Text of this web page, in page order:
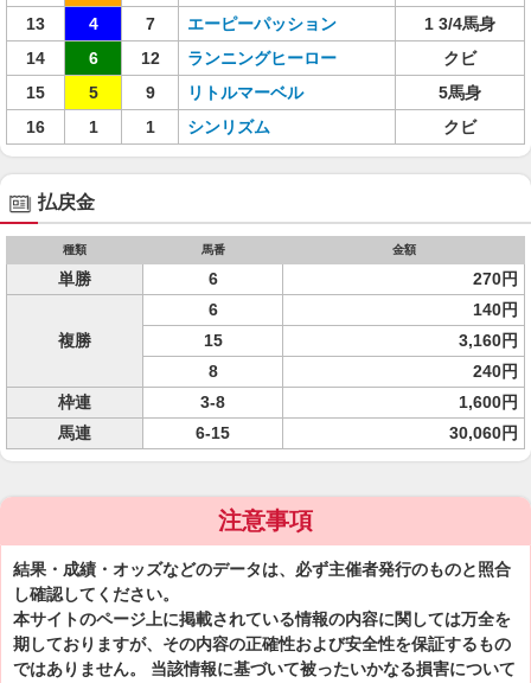
13
4 7 エーピーパッション
1 3/4馬身
14
6 12 ランニングヒーロー
クビ
15
5 9 リトルマーベル
5馬身
16
1 1 シンリズム クビ
払戻金
種類 馬番 金額
単勝 6 270円
複勝
6
140円
15
3,160円
8
240円
枠連
3-8
1,600円
馬連
6-15 30,060円
注意事項
結果・成績・オッズなどのデータは、必ず主催者発行のものと照合
し確認してください。
本サイトのページ上に掲載されている情報の内容に関しては万全を
期しておりますが、その内容の正確性および安全性を保証するもの
ではありません。 当該情報に基づいて被ったいかなる損害について